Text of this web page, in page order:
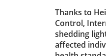
Thanks to
Control,
shedding
affected